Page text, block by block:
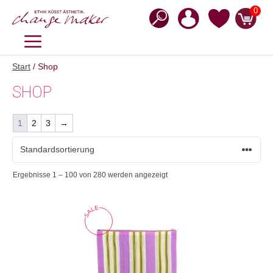
Inhalt
0
MENÜ
Start / Shop
SHOP
1 2 3 →
Ergebnisse 1 – 100 von 280 werden angezeigt